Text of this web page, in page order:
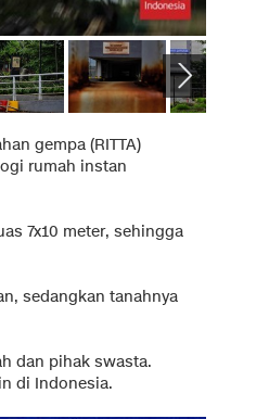
gempa (RITTA)
rumah instan
7x10 meter, sehingga
sedangkan tanahnya
dan pihak swasta.
di Indonesia.